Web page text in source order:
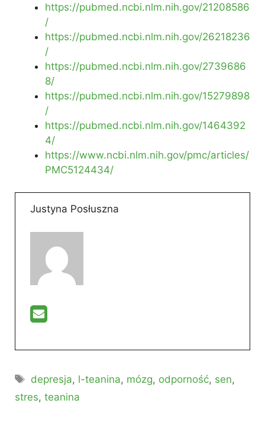
https://pubmed.ncbi.nlm.nih.gov/21208586
/
https://pubmed.ncbi.nlm.nih.gov/26218236
/
https://pubmed.ncbi.nlm.nih.gov/2739686
8/
https://pubmed.ncbi.nlm.nih.gov/15279898
/
https://pubmed.ncbi.nlm.nih.gov/1464392
4/
https://www.ncbi.nlm.nih.gov/pmc/articles/
PMC5124434/
Justyna Posłuszna
Tagi
depresja, l-teanina, mózg, odporność, sen,
stres, teanina